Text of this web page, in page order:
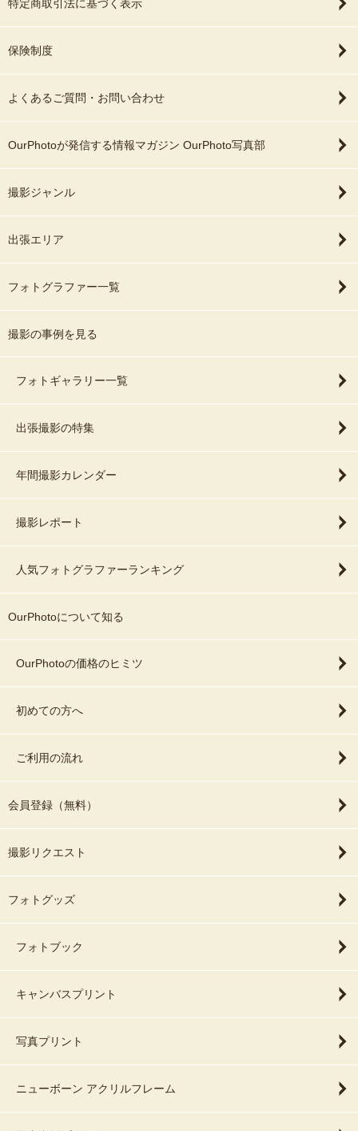
特定商取引法に基づく表示
保険制度
よくあるご質問・お問い合わせ
OurPhotoが発信する情報マガジン OurPhoto写真部
撮影ジャンル
出張エリア
フォトグラファー一覧
撮影の事例を見る
フォトギャラリー一覧
出張撮影の特集
年間撮影カレンダー
撮影レポート
人気フォトグラファーランキング
OurPhotoについて知る
OurPhotoの価格のヒミツ
初めての方へ
ご利用の流れ
会員登録（無料）
撮影リクエスト
フォトグッズ
フォトブック
キャンバスプリント
写真プリント
ニューボーン アクリルフレーム